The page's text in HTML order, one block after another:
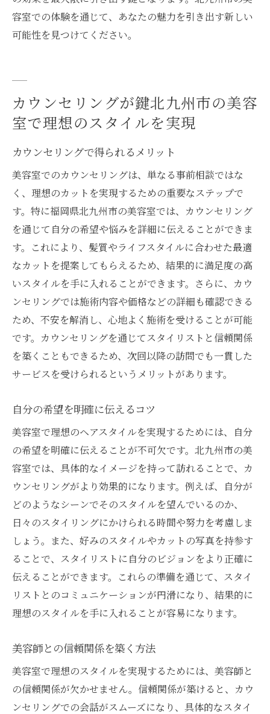
容室での体験を通じて、あなたの魅力を引き出す新しい
可能性を見つけてください。
カウンセリングが鍵北九州市の美容
室で理想のスタイルを実現
カウンセリングで得られるメリット
美容室でのカウンセリングは、単なる事前相談ではな
く、理想のカットを実現するための重要なステップで
す。特に福岡県北九州市の美容室では、カウンセリング
を通じて自分の希望や悩みを詳細に伝えることができま
す。これにより、髪質やライフスタイルに合わせた最適
なカットを提案してもらえるため、結果的に満足度の高
いスタイルを手に入れることができます。さらに、カウ
ンセリングでは施術内容や価格などの詳細も確認できる
ため、不安を解消し、心地よく施術を受けることが可能
です。カウンセリングを通じてスタイリストと信頼関係
を築くこともできるため、次回以降の訪問でも一貫した
サービスを受けられるというメリットがあります。
自分の希望を明確に伝えるコツ
美容室で理想のヘアスタイルを実現するためには、自分
の希望を明確に伝えることが不可欠です。北九州市の美
容室では、具体的なイメージを持って訪れることで、カ
ウンセリングがより効果的になります。例えば、自分が
どのようなシーンでそのスタイルを望んでいるのか、
日々のスタイリングにかけられる時間や努力を考慮しま
しょう。また、好みのスタイルやカットの写真を持参す
ることで、スタイリストに自分のビジョンをより正確に
伝えることができます。これらの準備を通じて、スタイ
リストとのコミュニケーションが円滑になり、結果的に
理想のスタイルを手に入れることが容易になります。
美容師との信頼関係を築く方法
美容室で理想のスタイルを実現するためには、美容師と
の信頼関係が欠かせません。信頼関係が築けると、カウ
ンセリングでの会話がスムーズになり、具体的なスタイ